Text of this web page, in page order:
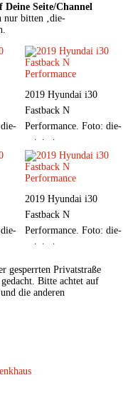
Deine Seite/Channel
nur bitten ‚die-
2019 Hyundai i30
Fastback N
Performance. Foto: die-
autotester.com
2019 Hyundai i30
Fastback N
Performance. Foto: die-
autotester.com
gesperrten Privatstraße
Bitte achtet auf
die anderen